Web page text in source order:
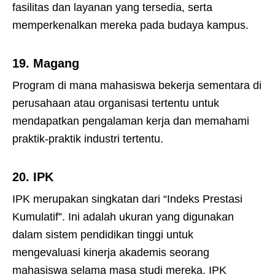
fasilitas dan layanan yang tersedia, serta
memperkenalkan mereka pada budaya kampus.
19. Magang
Program di mana mahasiswa bekerja sementara di
perusahaan atau organisasi tertentu untuk
mendapatkan pengalaman kerja dan memahami
praktik-praktik industri tertentu.
20. IPK
IPK merupakan singkatan dari “Indeks Prestasi
Kumulatif”. Ini adalah ukuran yang digunakan
dalam sistem pendidikan tinggi untuk
mengevaluasi kinerja akademis seorang
mahasiswa selama masa studi mereka. IPK